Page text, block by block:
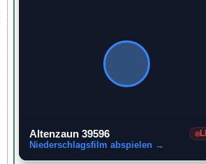
Altenzaun 39596
Niederschlagsfilm abspielen →